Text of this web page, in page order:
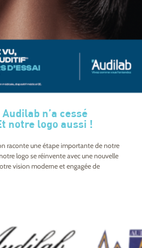
n’a cessé
notre logo aussi !
raconte une étape importante de notre
logo se réinvente avec une nouvelle
vision moderne et engagée de